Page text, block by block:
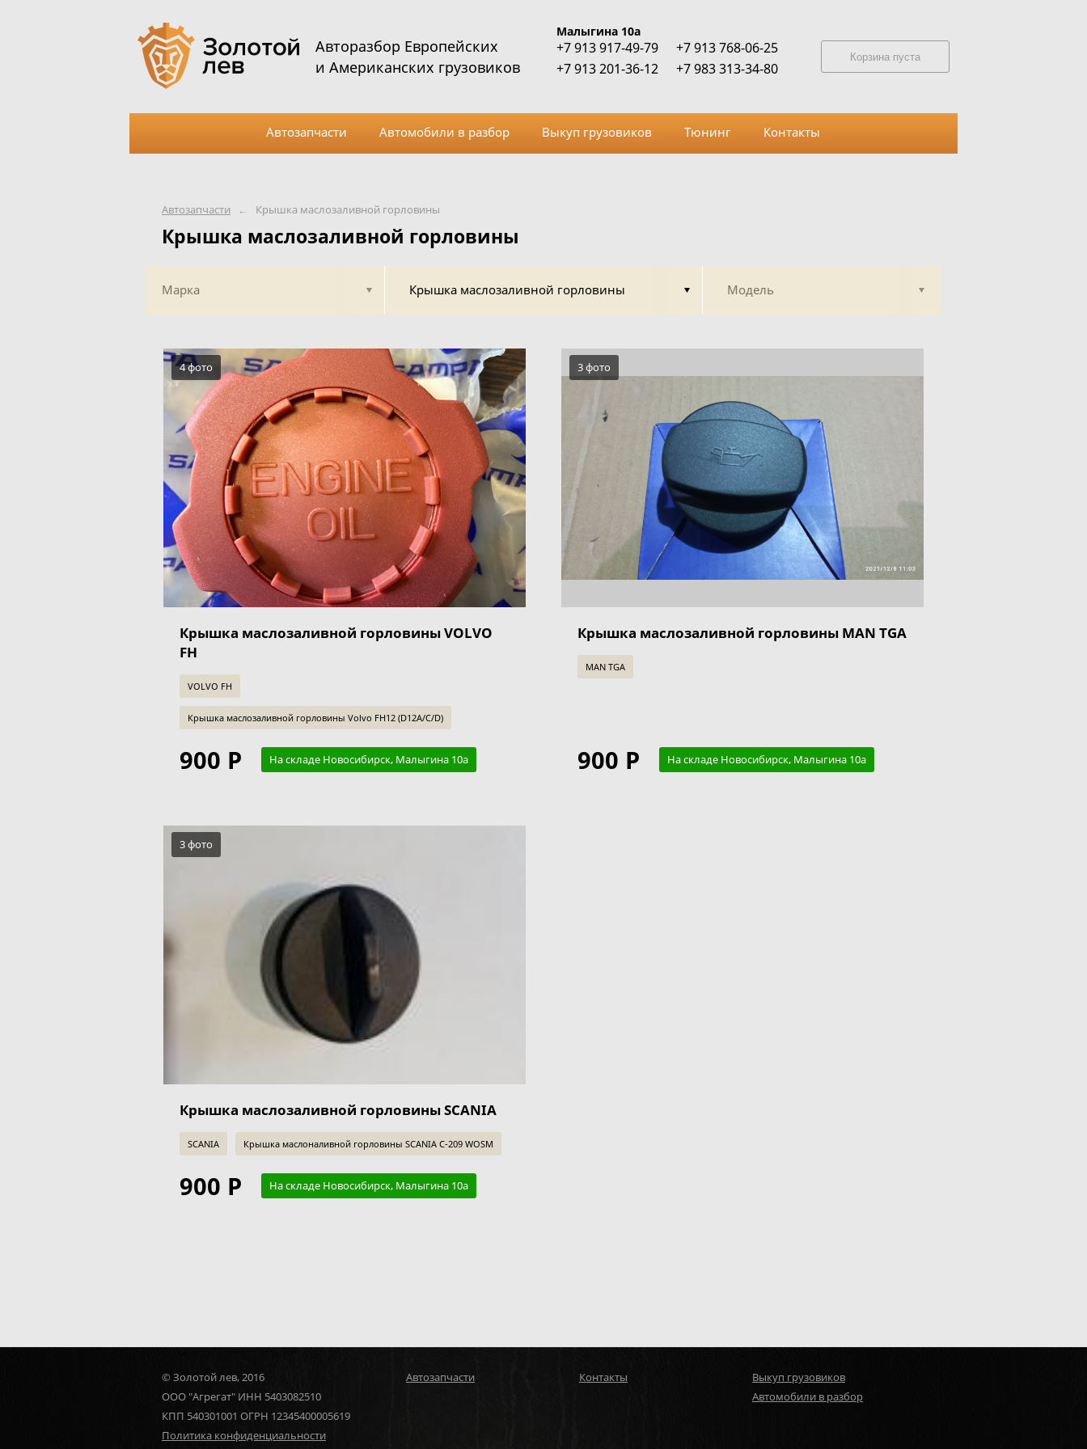
Автозапчасти ← Крышка маслозаливной горловины
Крышка маслозаливной горловины
Марка Крышка маслозаливной горловины Модель
4 фото
Крышка маслозаливной горловины VOLVO
FH
VOLVO FH
Крышка маслозаливной горловины Volvo FH12 (D12A/C/D)
900 Р На складе Новосибирск, Малыгина 10а
3 фото
Крышка маслозаливной горловины MAN TGA
MAN TGA
900 Р На складе Новосибирск, Малыгина 10а
3 фото
Крышка маслозаливной горловины SCANIA
SCANIA Крышка маслоналивной горловины SCANIA C-209 WOSM
900 Р На складе Новосибирск, Малыгина 10а
Авторазбор Европейских
и Американских грузовиков
Малыгина 10а
+7 913 917-49-79
+7 913 201-36-12
+7 913 768-06-25
+7 983 313-34-80
Корзина пуста
Автозапчасти Автомобили в разбор Выкуп грузовиков Тюнинг Контакты
© Золотой лев, 2016
ООО "Агрегат" ИНН 5403082510
КПП 540301001 ОГРН 12345400005619
Политика конфиденциальности
Автозапчасти Контакты
Выкуп грузовиков
Автомобили в разбор